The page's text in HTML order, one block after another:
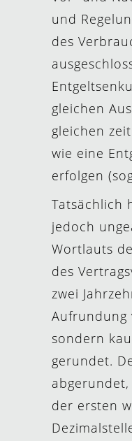
und
des
gleichen
gleichen
wie eine
erfolgen
Tatsächlich
jedoch
Wortlauts
des
zwei
Aufrundung
sondern
gerundet.
der ersten